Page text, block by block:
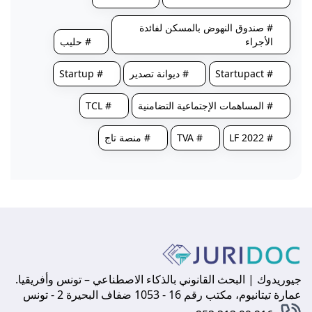
# صندوق النهوض بالمسكن لفائدة
الأجراء
# حليب
# Startupact # ديوانة تصدير # Startup
# المساهمات الإجتماعية التضامنية # TCL
# LF 2022
# TVA # منصة تاج
جيوريدوك | البحث القانوني بالذكاء الاصطناعي – تونس وأفريقيا.
عمارة تيتانيوم، مكتب رقم 16 - 1053 ضفاف البحيرة 2 - تونس